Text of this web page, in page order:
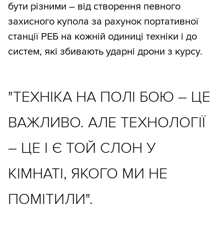
бути різними – від створення певного
захисного купола за рахунок портативної
станції РЕБ на кожній одиниці техніки і до
систем, які збивають ударні дрони з курсу.
"ТЕХНІКА НА ПОЛІ БОЮ – ЦЕ
ВАЖЛИВО. АЛЕ ТЕХНОЛОГІЇ
– ЦЕ І Є ТОЙ СЛОН У
КІМНАТІ, ЯКОГО МИ НЕ
ПОМІТИЛИ".